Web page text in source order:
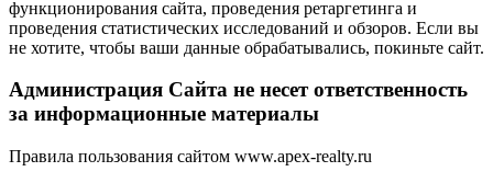
функционирования сайта, проведения ретаргетинга и
проведения статистических исследований и обзоров. Если вы
не хотите, чтобы ваши данные обрабатывались, покиньте сайт.
Администрация Сайта не несет ответственность
за информационные материалы
Правила пользования сайтом www.apex-realty.ru